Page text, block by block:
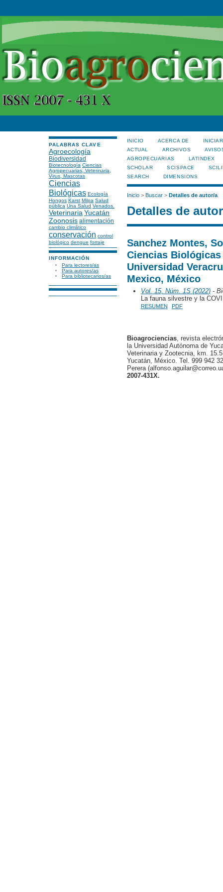
PALABRAS CLAVE
Agroecología
Biodiversidad
Biotecnología Ciencias
Agropecuarias, Veterinaria,
Virus, Mascotas
Ciencias
Biológicas Ecología
Hongos Karst Milpa Salud
pública Una Salud Venados.
Veterinaria Yucatán
Zoonosis alimentación
cambio climático
conservación control
biológico dengue forraje
INFORMACIÓN
Para lectores/as
Para autores/as
Para bibliotecarios/as
INICIO ACERCA DE
ACTUAL
ARCHIVOS
AGROPECUARIAS
LATINDEX
SCHOLAR
SCISPACE
SEARCH
DIMENSIONS
Inicio> Buscar> Detalles de autor/a
Detalles de
Sanchez Montes,
Ciencias
Universidad
Mexico, México
Vol. 15, Núm. 1S (2022)-
La fauna silvestre y la
RESUMEN PDF
Bioagrociencias, revista
la Universidad Autónoma de
Veterinaria y Zootecnia, km.
Yucatán, México. Tel. 999 942
Perera
2007-431X.